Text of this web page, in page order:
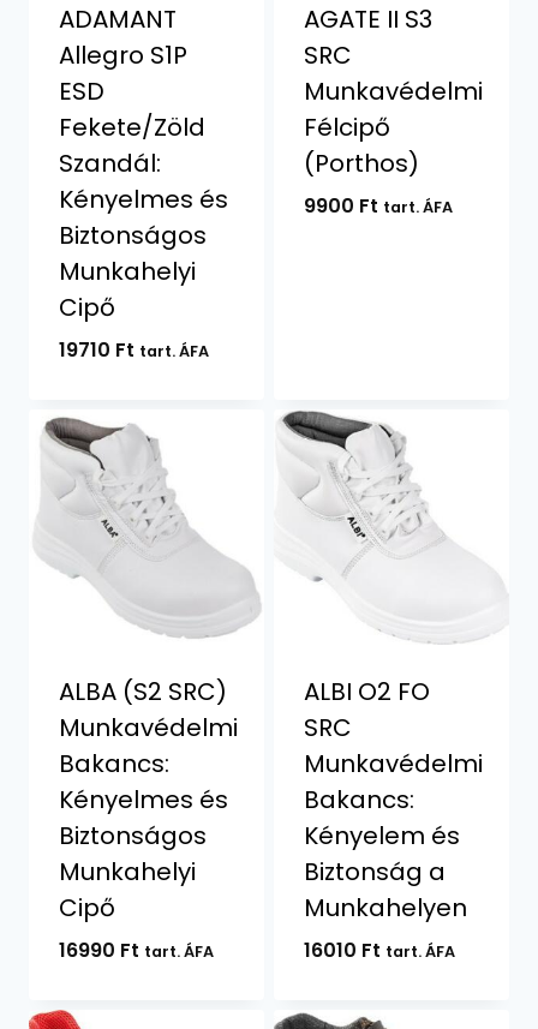
ADAMANT
Allegro S1P
ESD
Fekete/Zöld
Szandál:
Kényelmes és
Biztonságos
Munkahelyi
Cipő
19710 Ft tart. ÁFA
AGATE II S3
SRC
Munkavédelmi
Félcipő
(Porthos)
9900 Ft tart. ÁFA
ALBA (S2 SRC)
Munkavédelmi
Bakancs:
Kényelmes és
Biztonságos
Munkahelyi
Cipő
16990 Ft tart. ÁFA
ALBI O2 FO
SRC
Munkavédelmi
Bakancs:
Kényelem és
Biztonság a
Munkahelyen
16010 Ft tart. ÁFA